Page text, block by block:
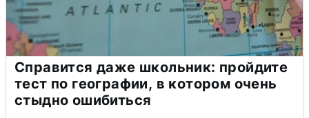
Справится даже школьник: пройдите
тест по географии, в котором очень
стыдно ошибиться